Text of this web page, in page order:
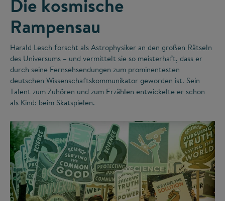
Die kosmische
Rampensau
Harald Lesch forscht als Astrophysiker an den großen Rätseln
des Universums – und vermittelt sie so meisterhaft, dass er
durch seine Fernsehsendungen zum prominentesten
deutschen Wissenschaftskommunikator geworden ist. Sein
Talent zum Zuhören und zum Erzählen entwickelte er schon
als Kind: beim Skatspielen.